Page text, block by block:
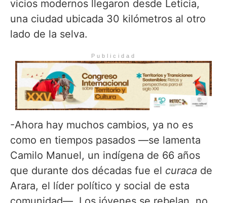
vicios modernos llegaron desde Leticia,
una ciudad ubicada 30 kilómetros al otro
lado de la selva.
Publicidad
-Ahora hay muchos cambios, ya no es
como en tiempos pasados —se lamenta
Camilo Manuel, un indígena de 66 años
que durante dos décadas fue el curaca de
Arara, el líder político y social de esta